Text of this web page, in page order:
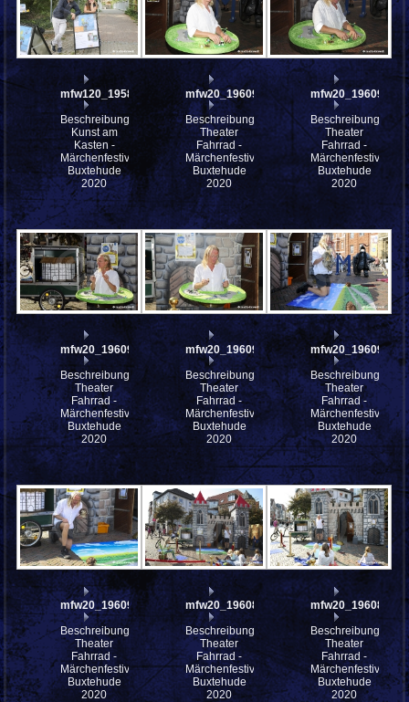
mfw120_195839
Beschreibung:
Kunst am
Kasten -
Märchenfestival
Buxtehude
2020
mfw20_196096
Beschreibung:
Theater
Fahrrad -
Märchenfestival
Buxtehude
2020
mfw20_196095
Beschreibung:
Theater
Fahrrad -
Märchenfestival
Buxtehude
2020
mfw20_196094
Beschreibung:
Theater
Fahrrad -
Märchenfestival
Buxtehude
2020
mfw20_196093
Beschreibung:
Theater
Fahrrad -
Märchenfestival
Buxtehude
2020
mfw20_196092
Beschreibung:
Theater
Fahrrad -
Märchenfestival
Buxtehude
2020
mfw20_196090
Beschreibung:
Theater
Fahrrad -
Märchenfestival
Buxtehude
2020
mfw20_196089
Beschreibung:
Theater
Fahrrad -
Märchenfestival
Buxtehude
2020
mfw20_196088
Beschreibung:
Theater
Fahrrad -
Märchenfestival
Buxtehude
2020